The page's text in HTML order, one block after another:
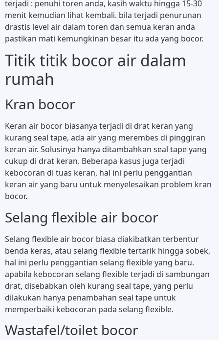
terjadi : penuhi toren anda, kasih waktu hingga 15-30
menit kemudian lihat kembali. bila terjadi penurunan
drastis level air dalam toren dan semua keran anda
pastikan mati kemungkinan besar itu ada yang bocor.
Titik titik bocor air dalam
rumah
Kran bocor
Keran air bocor biasanya terjadi di drat keran yang
kurang seal tape, ada air yang merembes di pinggiran
keran air. Solusinya hanya ditambahkan seal tape yang
cukup di drat keran. Beberapa kasus juga terjadi
kebocoran di tuas keran, hal ini perlu penggantian
keran air yang baru untuk menyelesaikan problem kran
bocor.
Selang flexible air bocor
Selang flexible air bocor biasa diakibatkan terbentur
benda keras, atau selang flexible tertarik hingga sobek,
hal ini perlu penggantian selang flexible yang baru.
apabila kebocoran selang flexible terjadi di sambungan
drat, disebabkan oleh kurang seal tape, yang perlu
dilakukan hanya penambahan seal tape untuk
memperbaiki kebocoran pada selang flexible.
Wastafel/toilet bocor